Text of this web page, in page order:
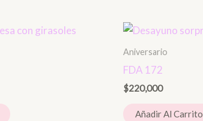
Aniversario
FDA 172
$220,000
Añadir Al Carrito